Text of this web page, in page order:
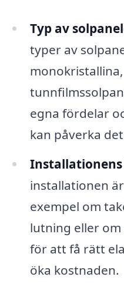
Typ av
typer av
egna fördelar
kan påverka
installationen
exempel om
lutning eller
för att få rätt
öka kostnaden.